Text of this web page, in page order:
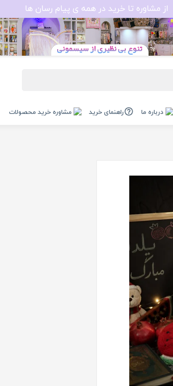
از مشاوره تا خرید در همه ی پیام رسان ها
درباره ما راهنمای خرید مشاوره خرید محصولات